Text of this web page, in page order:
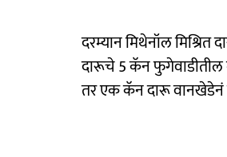
दरम्यान मिथेनॉल
दारूचे 5 कॅन फुगेवाडीतील
तर एक कॅन दारू वानखेडेनं